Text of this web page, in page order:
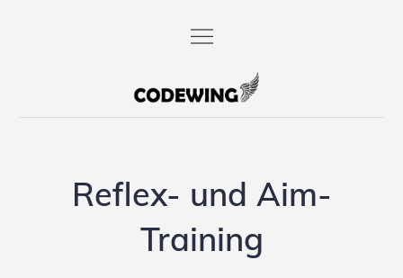
codewing.de
Reflex- und Aim-
Training